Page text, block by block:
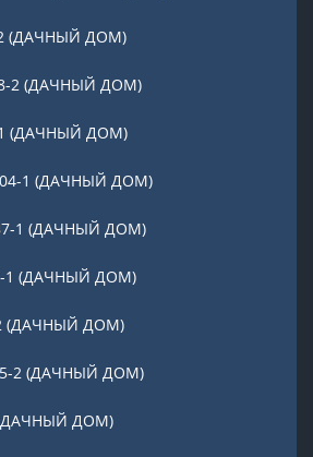
(ДАЧНЫЙ ДОМ)
2 (ДАЧНЫЙ ДОМ)
(ДАЧНЫЙ ДОМ)
1 (ДАЧНЫЙ ДОМ)
1 (ДАЧНЫЙ ДОМ)
1 (ДАЧНЫЙ ДОМ)
(ДАЧНЫЙ ДОМ)
2 (ДАЧНЫЙ ДОМ)
(ДАЧНЫЙ ДОМ)